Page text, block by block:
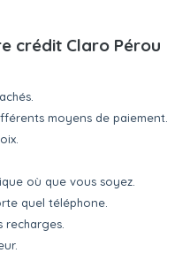
crédit Claro Pérou
moyens de paiement.
où que vous soyez.
quel téléphone.